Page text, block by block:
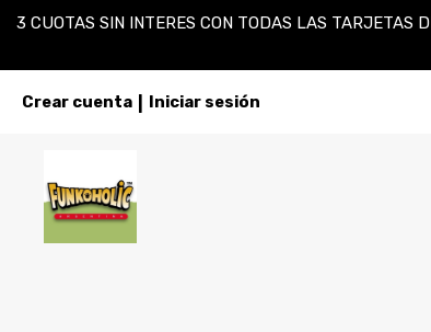
3 CUOTAS SIN INTERES CON TODAS LAS TARJETAS
Crear cuenta Iniciar sesión